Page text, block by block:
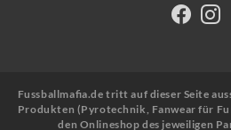
Fussballmafia.de tritt auf dieser Seite
Produkten (Pyrotechnik, Fanwear für
den Onlineshop des jeweiligen